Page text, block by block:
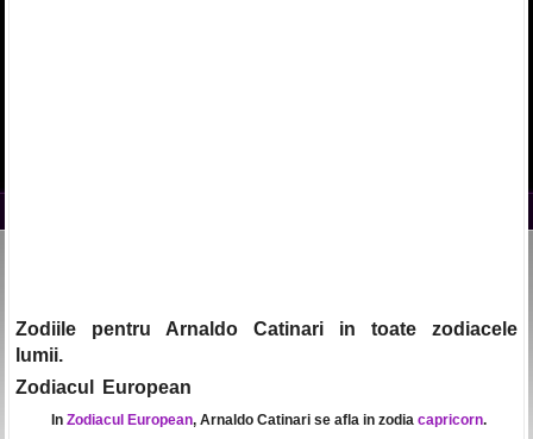
Zodiile pentru Arnaldo Catinari in toate zodiacele
lumii.
Zodiacul European
In Zodiacul European, Arnaldo Catinari se afla in zodia capricorn.